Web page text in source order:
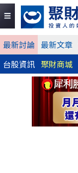
最新討論 最新文章
台股資訊 聚財商城